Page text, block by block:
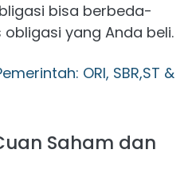
bisa berbeda-
yang Anda beli.
ORI, SBR,ST &
Saham dan